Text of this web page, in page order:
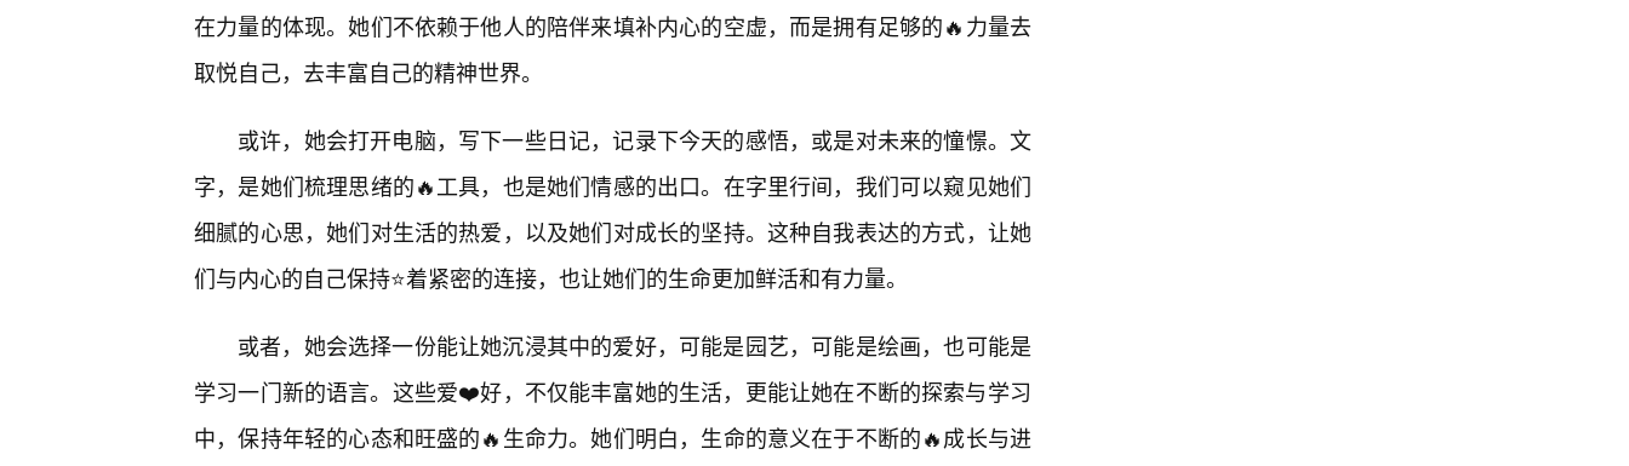
在力量的体现。她们不依赖于他人的陪伴来填补内心的空虚，而是拥有足够的🔥力量去
取悦自己，去丰富自己的精神世界。
或许，她会打开电脑，写下一些日记，记录下今天的感悟，或是对未来的憧憬。文
字，是她们梳理思绪的🔥工具，也是她们情感的出口。在字里行间，我们可以窥见她们
细腻的心思，她们对生活的热爱，以及她们对成长的坚持。这种自我表达的方式，让她
们与内心的自己保持⭐着紧密的连接，也让她们的生命更加鲜活和有力量。
或者，她会选择一份能让她沉浸其中的爱好，可能是园艺，可能是绘画，也可能是
学习一门新的语言。这些爱❤️好，不仅能丰富她的生活，更能让她在不断的探索与学习
中，保持年轻的心态和旺盛的🔥生命力。她们明白，生命的意义在于不断的🔥成长与进